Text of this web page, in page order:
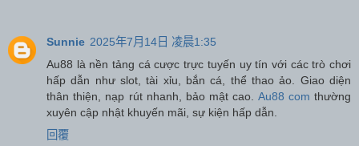
Sunnie 2025年7月14日 凌晨1:35
Au88 là nền tảng cá cược trực tuyến uy tín với các trò chơi
hấp dẫn như slot, tài xỉu, bắn cá, thể thao ảo. Giao diện
thân thiện, nạp rút nhanh, bảo mật cao. Au88 com thường
xuyên cập nhật khuyến mãi, sự kiện hấp dẫn.
回覆